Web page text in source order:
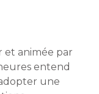
et animée par
entend
une